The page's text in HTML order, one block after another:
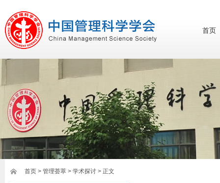
首页
首页 > 管理荟萃 > 学术探讨 > 正文